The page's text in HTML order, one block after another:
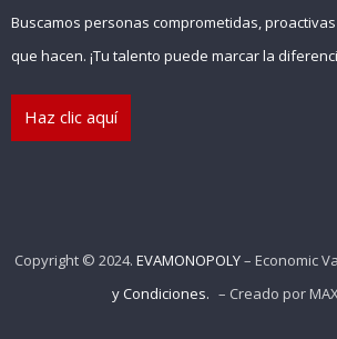
Registro
Buscamos personas comprometidas,
que hacen. ¡Tu talento puede marcar la
Haz clic aquí
Copyright © 2024. EVAMONOPOLY– Economic
y Condiciones. – Creado por